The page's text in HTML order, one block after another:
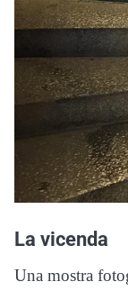
La vicenda
Una mostra